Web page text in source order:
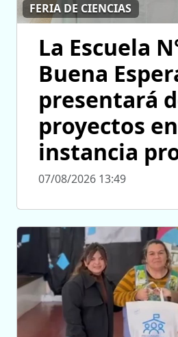
FERIA DE CIENCIAS
La Escuela
Buena
presentará
proyectos
instancia
07/08/2026 13:49